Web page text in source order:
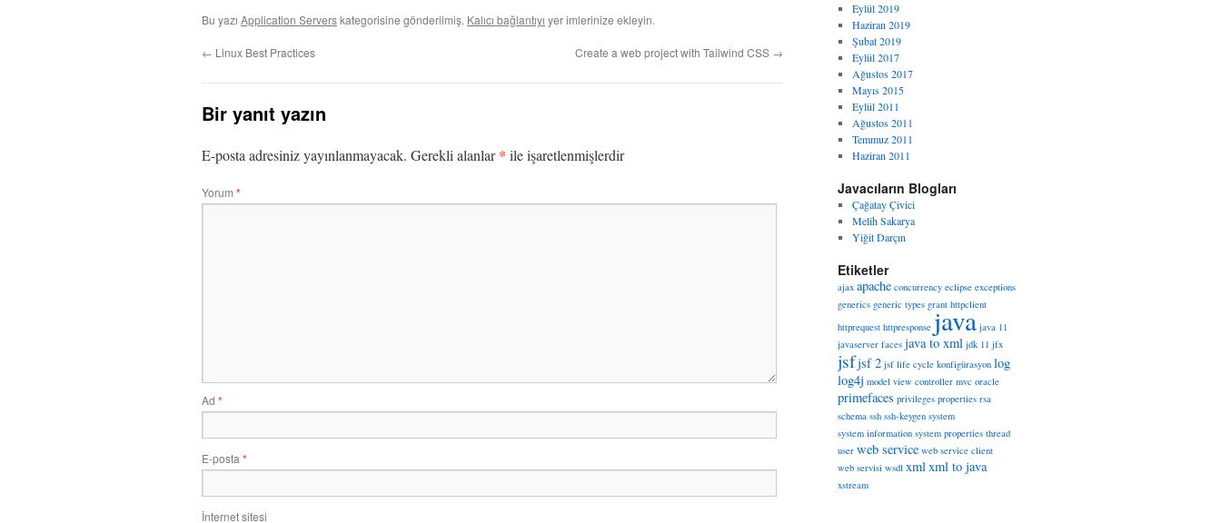
Bu yazı Application Serverskategorisine gönderilmiş. Kalıcı bağlantıyı yer imlerinize ekleyin.
← Linux Best Practices Create a web project with Tailwind CSS →
Bir yanıt yazın
E-posta adresiniz yayınlanmayacak. Gerekli alanlar* ile işaretlenmişlerdir
Yorum *
Ad *
E-posta *
İnternet sitesi
Eylül 2019
Haziran 2019
Şubat 2019
Eylül 2017
Ağustos 2017
Mayıs 2015
Eylül 2011
Ağustos 2011
Temmuz 2011
Haziran 2011
Javacıların Blogları
Çağatay Çivici
Melih Sakarya
Yiğit Darçın
Etiketler
ajax apache concurrency eclipse exceptions
generics generic types grant httpclient
httprequest httpresponse java java 11
javaserver faces java to xml jdk 11 jfx
jsfjsf 2 jsf life cycle konfigürasyon log
log4j model view controller mvc oracle
primefaces privileges properties rsa
schema ssh ssh-keygen system
system information system properties thread
user web service web service client
web servisi wsdl xmlxml to java
xstream